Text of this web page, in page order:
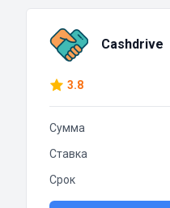
Cashdrive
3.8
Сумма
Ставка
Срок